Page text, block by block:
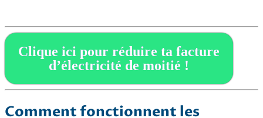
Clique ici pour réduire ta facture
d’électricité de moitié !
Comment fonctionnent les